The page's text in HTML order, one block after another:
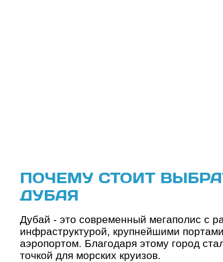
ПОЧЕМУ СТОИТ
ДУБАЯ
Дубай - это современный мегаполис с
инфраструктурой, крупнейшими
аэропортом. Благодаря этому город
точкой для морских круизов.